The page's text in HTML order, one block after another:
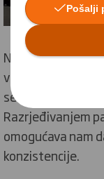
Naši strojevi za
vlaknima. Na
se sastoji iz
Razrjeđivanjem
omogućava nam
konzistencije.